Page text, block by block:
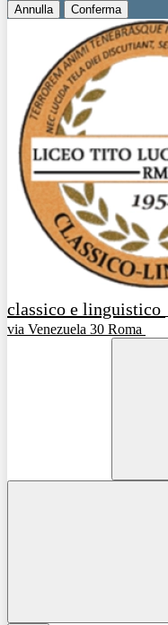
Annulla Conferma
classico e linguistico
via Venezuela 30 Roma